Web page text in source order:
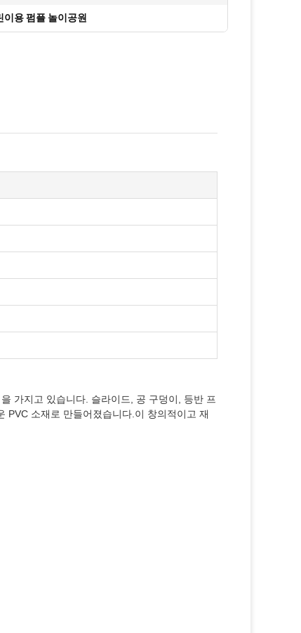
이용 펌플 놀이공원
가지고 있습니다. 슬라이드, 공 구덩이, 등반 프
PVC 소재로 만들어졌습니다.이 창의적이고 재